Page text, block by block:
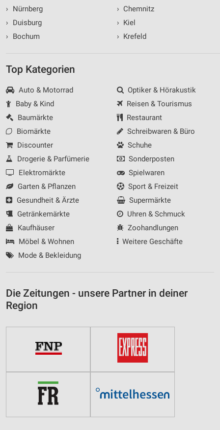
›
Nürnberg
›
Duisburg
›
Bochum
› Chemnitz
› Kiel
› Krefeld
Top Kategorien
Auto & Motorrad
Baby & Kind
Baumärkte
Biomärkte
Discounter
Drogerie & Parfümerie
Elektromärkte
Garten & Pflanzen
Gesundheit & Ärzte
Getränkemärkte
Kaufhäuser
Möbel & Wohnen
Mode & Bekleidung
Optiker & Hörakustik
Reisen & Tourismus
Restaurant
Schreibwaren & Büro
Schuhe
Sonderposten
Spielwaren
Sport & Freizeit
Supermärkte
Uhren & Schmuck
Zoohandlungen
Weitere Geschäfte
Die Zeitungen - unsere Partner in deiner
Region